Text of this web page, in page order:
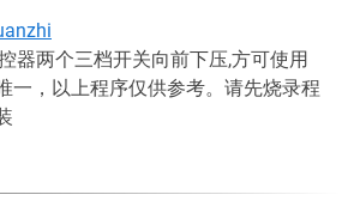
器两个三档开关向前下压,方可使用
一，以上程序仅供参考。请先烧录程